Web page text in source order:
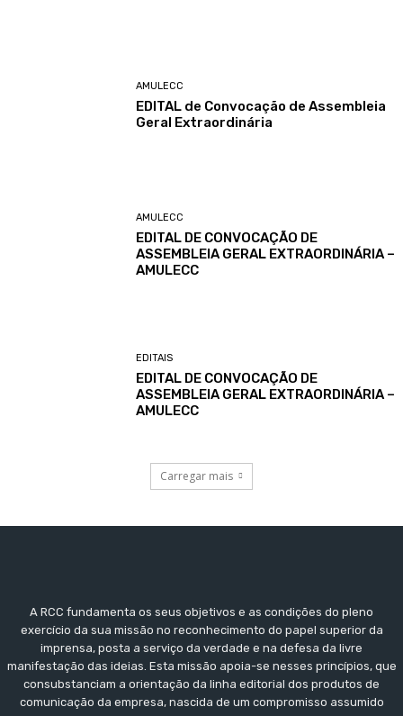
AMULECC
EDITAL de Convocação de Assembleia
Geral Extraordinária
AMULECC
EDITAL DE CONVOCAÇÃO DE
ASSEMBLEIA GERAL EXTRAORDINÁRIA –
AMULECC
EDITAIS
EDITAL DE CONVOCAÇÃO DE
ASSEMBLEIA GERAL EXTRAORDINÁRIA –
AMULECC
Carregar mais
A RCC fundamenta os seus objetivos e as condições do pleno
exercício da sua missão no reconhecimento do papel superior da
imprensa, posta a serviço da verdade e na defesa da livre
manifestação das ideias. Esta missão apoia-se nesses princípios, que
consubstanciam a orientação da linha editorial dos produtos de
comunicação da empresa, nascida de um compromisso assumido